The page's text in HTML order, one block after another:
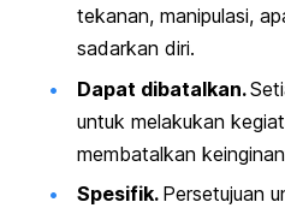
tekanan, manipulasi,
sadarkan diri.
Dapat dibatalkan.
untuk melakukan
membatalkan
Spesifik. Persetujuan